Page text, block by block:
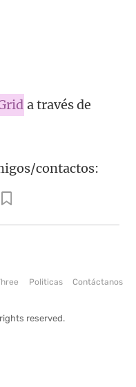
a través de
contactos:
Politicas Contáctanos
reserved.